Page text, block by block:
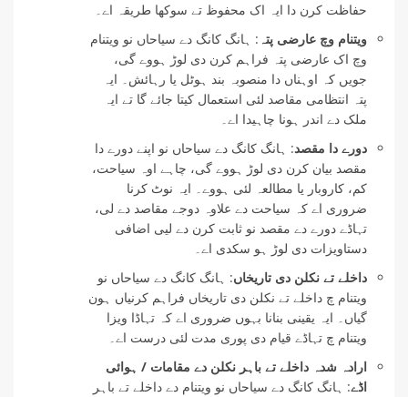
حفاظت کرن دا ایہ اک محفوظ تے سوکھا طریقہ اے۔
ویتنام وچ عارضی پتہ : ہانگ کانگ دے سیاحاں نو ویتنام
وچ اک عارضی پتہ فراہم کرن دی لوڑ ہووے گی،
جویں کہ اوہناں دا منصوبہ بند ہوٹل یا رہائش۔ ایہ
پتہ انتظامی مقاصد لئی استعمال کیتا جائے گا تے ایہ
ملک دے اندر ہونا چاہیدا اے۔
دورے دا مقصد: ہانگ کانگ دے سیاحاں نو اپنے دورے دا
مقصد بیان کرن دی لوڑ ہووے گی، چاہے اوہ سیاحت،
کم، کاروبار یا مطالعہ لئی ہووے۔ ایہ نوٹ کرنا
ضروری اے کہ سیاحت دے علاوہ دوجے مقاصد دے ​​لی،
تہاڈے دورے دے مقصد نو ثابت کرن دے لیی اضافی
دستاویزات دی لوڑ ہو سکدی اے۔
داخلے تے نکلن دی تاریخاں: ہانگ کانگ دے سیاحاں نو
ویتنام چ داخلے تے نکلن دی تاریخاں فراہم کرنیاں ہون
گیاں۔ ایہ یقینی بنانا بہوں ضروری اے کہ تہاڈا ویزا
ویتنام چ تہاڈے قیام دی پوری مدت لئی درست اے۔
ارادہ شدہ داخلے تے باہر نکلن دے مقامات / ہوائی
اڈے: ہانگ کانگ دے سیاحاں نو ویتنام دے داخلے تے باہر